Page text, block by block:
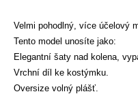
Velmi pohodlný, více účelový
Tento model unosíte jako:
Elegantní šaty nad kolena,
Vrchní díl ke kostýmku.
Oversize volný plášť.
u
j
e
m
e